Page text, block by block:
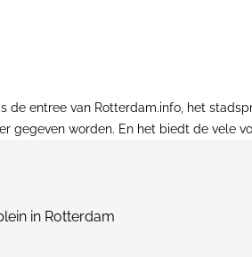
de entree van Rotterdam.info, het
gegeven worden. En het biedt de vele
in Rotterdam